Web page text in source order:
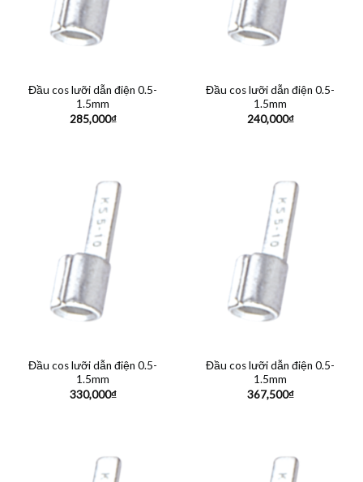
Đầu cos lưỡi dẫn điện 0.5-
1.5mm
285,000₫
Đầu cos lưỡi dẫn điện 0.5-
1.5mm
240,000₫
Đầu cos lưỡi dẫn điện 0.5-
1.5mm
330,000₫
Đầu cos lưỡi dẫn điện 0.5-
1.5mm
367,500₫